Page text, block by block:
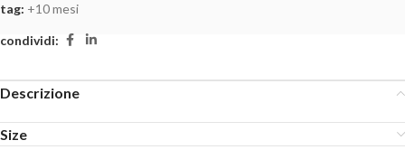
tag: +10 mesi
condividi:
Descrizione
Size